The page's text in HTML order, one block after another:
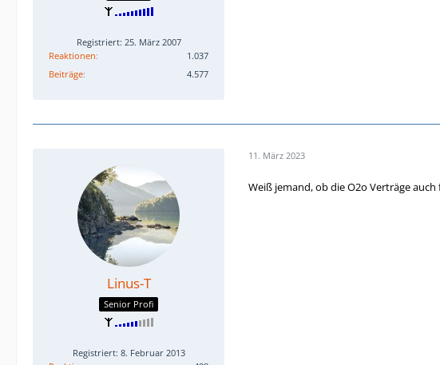
Registriert: 25. März 2007
Reaktionen
1.037
Beiträge
4.577
Linus-T
Senior Profi
Registriert: 8. Februar 2013
11. März 2023
Weiß jemand, ob die O2o Verträge